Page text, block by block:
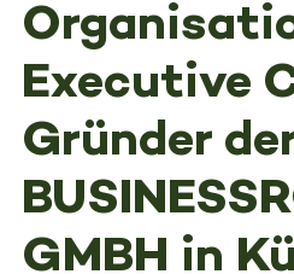
Executive
Gründer
GMBH in